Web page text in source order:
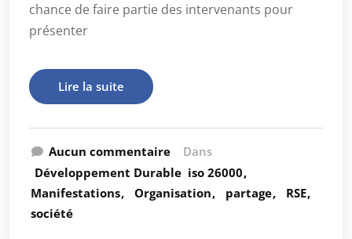
chance de faire partie des intervenants pour
présenter
Lire la suite
Aucun commentaire
Dans
Développement Durable iso 26000
Manifestations
Organisation partage
RSE
société